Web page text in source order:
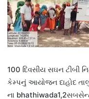
100 દિવસીય સઘન ટીબી
કેમ્પનું આયોજન દાહોદ
ના